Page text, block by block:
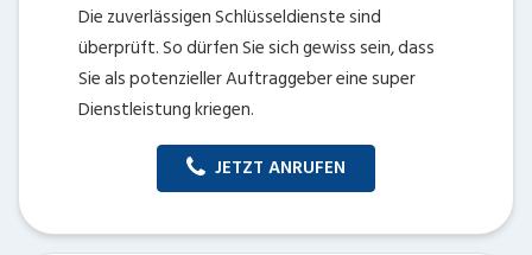
Die zuverlässigen Schlüsseldienste sind
überprüft. So dürfen Sie sich gewiss sein, dass
Sie als potenzieller Auftraggeber eine super
Dienstleistung kriegen.
JETZT ANRUFEN